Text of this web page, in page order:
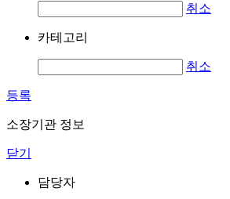
취소
카테고리
취소
등록
소장기관 정보
닫기
담당자